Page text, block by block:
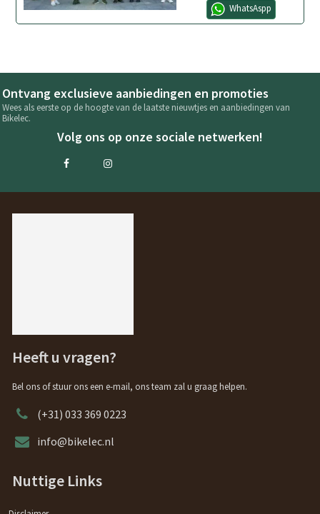
WhatsAspp
Ontvang exclusieve aanbiedingen en promoties
Wees als eerste op de hoogte van de laatste nieuwtjes en aanbiedingen van
Bikelec.
Volg ons op onze sociale netwerken!
Heeft u vragen?
Bel ons of stuur ons een e-mail, ons team zal u graag helpen.
(+31) 033 369 0223
info@bikelec.nl
Nuttige Links